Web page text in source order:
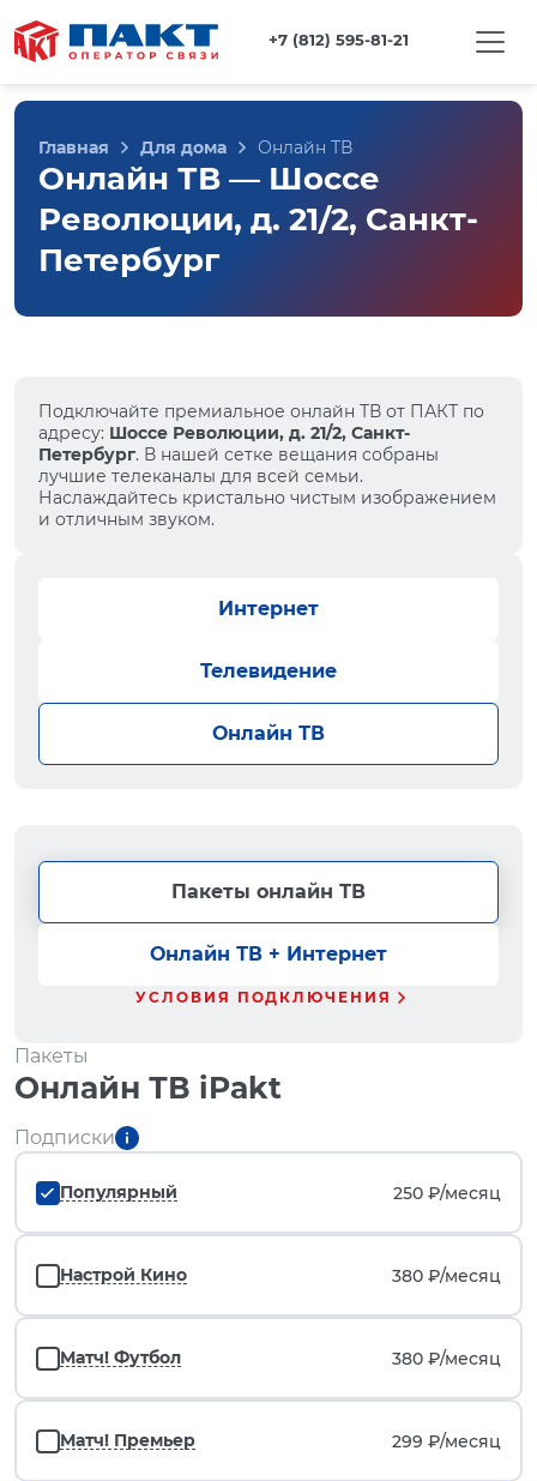
+7 (812) 595-81-21
Главная Для дома Онлайн ТВ
Онлайн ТВ — Шоссе
Революции, д. 21/2, Санкт-
Петербург
Подключайте премиальное онлайн ТВ от ПАКТ по
адресу: Шоссе Революции, д. 21/2, Санкт-
Петербург. В нашей сетке вещания собраны
лучшие телеканалы для всей семьи.
Наслаждайтесь кристально чистым изображением
и отличным звуком.
Интернет
Телевидение
Онлайн ТВ
Пакеты онлайн ТВ
Онлайн ТВ + Интернет
УСЛОВИЯ ПОДКЛЮЧЕНИЯ
Пакеты
Онлайн ТВ iPakt
Подписки
Популярный 250 ₽/месяц
Настрой Кино 380 ₽/месяц
Матч! Футбол 380 ₽/месяц
Матч! Премьер 299 ₽/месяц